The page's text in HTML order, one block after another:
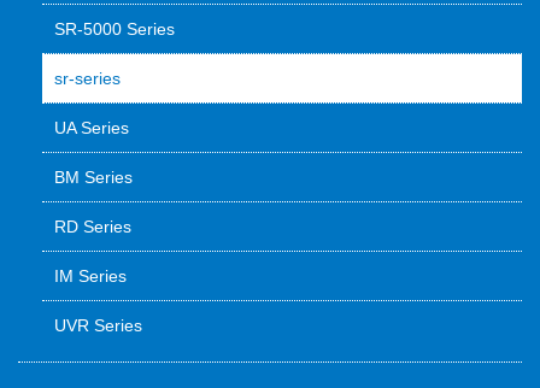
SR-5000 Series
sr-series
UA Series
BM Series
RD Series
IM Series
UVR Series